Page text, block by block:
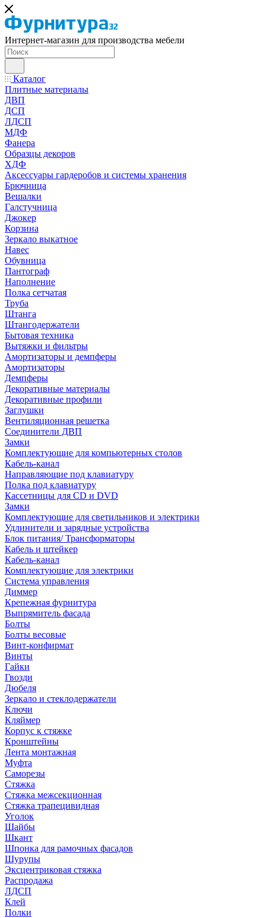
Интернет-магазин для производства мебели
Каталог
Плитные материалы
ДВП
ДСП
ЛДСП
МДФ
Фанера
Образцы декоров
ХДФ
Аксессуары гардеробов и системы хранения
Брючница
Вешалки
Галстучница
Джокер
Корзина
Зеркало выкатное
Навес
Обувница
Пантограф
Наполнение
Полка сетчатая
Труба
Штанга
Штангодержатели
Бытовая техника
Вытяжки и фильтры
Амортизаторы и демпферы
Амортизаторы
Демпферы
Декоративные материалы
Декоративные профили
Заглушки
Вентиляционная решетка
Соединители ДВП
Замки
Комплектующие для компьютерных столов
Кабель-канал
Направляющие под клавиатуру
Полка под клавиатуру
Кассетницы для CD и DVD
Замки
Комплектующие для светильников и электрики
Удлинители и зарядные устройства
Блок питания/ Трансформаторы
Кабель и штейкер
Кабель-канал
Комплектующие для электрики
Система управления
Диммер
Крепежная фурнитура
Выпрямитель фасада
Болты
Болты весовые
Винт-конфирмат
Винты
Гайки
Гвозди
Дюбеля
Зеркало и стеклодержатели
Ключи
Кляймер
Корпус к стяжке
Кронштейны
Лента монтажная
Муфта
Саморезы
Стяжка
Стяжка межсекционная
Стяжка трапецивидная
Уголок
Шайбы
Шкант
Шпонка для рамочных фасадов
Шурупы
Эксцентриковая стяжка
Распродажа
ЛДСП
Клей
Полки